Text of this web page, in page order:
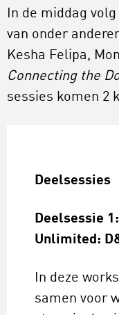
In de middag
van onder
Kesha Felipa,
Connecting the
sessies komen 2
Deelsessies
Deelsessie
Unlimited:
In deze
samen voor